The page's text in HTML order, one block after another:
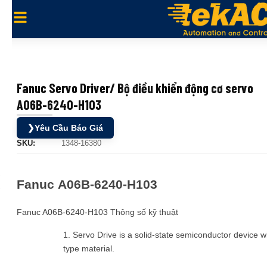
Fanuc Servo Driver/ Bộ điều khiển động cơ servo
A06B-6240-H103
❯Yêu Cầu Báo Giá
SKU: 1348-16380
Fanuc A06B-6240-H103
Fanuc A06B-6240-H103 Thông số kỹ thuật
1. Servo Drive is a solid-state semiconductor device
type material.